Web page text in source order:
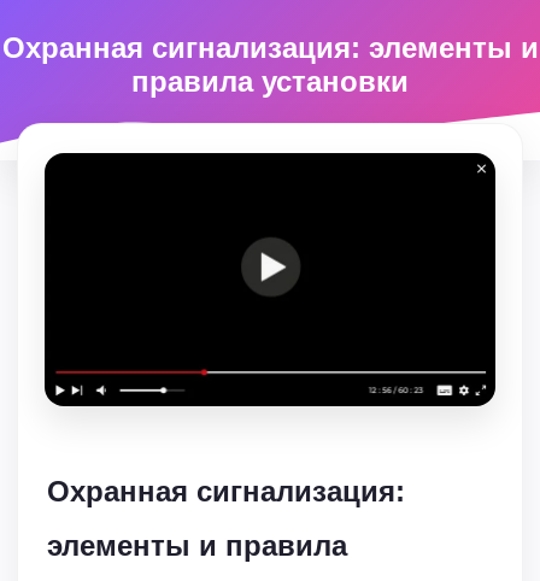
Охранная сигнализация: элементы и
правила установки
Охранная сигнализация:
элементы и правила